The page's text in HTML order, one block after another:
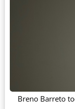
Breno Barreto